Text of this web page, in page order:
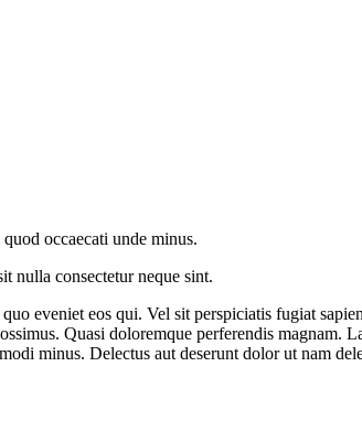
occaecati unde minus.
nulla consectetur neque sint.
eveniet eos qui. Vel sit perspiciatis fugiat
Quasi doloremque perferendis magnam.
minus. Delectus aut deserunt dolor ut nam